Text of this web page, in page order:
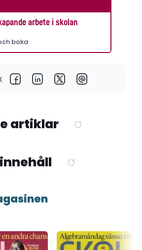
arbete i skolan
boka
artiklar